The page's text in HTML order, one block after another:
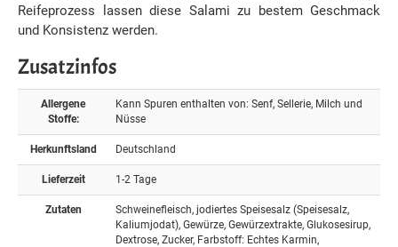
Reifeprozess lassen diese Salami zu bestem Geschmack
und Konsistenz werden.
Zusatzinfos
Allergene
Stoffe:
Kann Spuren enthalten von: Senf, Sellerie, Milch und
Nüsse
Herkunftsland Deutschland
Lieferzeit 1-2 Tage
Zutaten
Schweinefleisch, jodiertes Speisesalz (Speisesalz,
Kaliumjodat), Gewürze, Gewürzextrakte, Glukosesirup,
Dextrose, Zucker, Farbstoff: Echtes Karmin,